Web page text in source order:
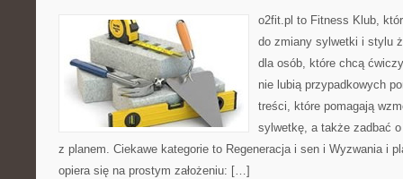
o2fit.pl to Fitness Klub,
do zmiany sylwetki i stylu
dla osób, które chcą
nie lubią przypadkowych
treści, które pomagają
sylwetkę, a także zadbać
z planem. Ciekawe kategorie to Regeneracja i sen i Wyzwania i
opiera się na prostym założeniu: […]